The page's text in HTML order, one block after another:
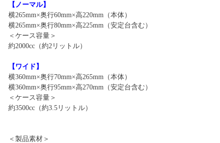
【ノーマル】
横265mm×奥行60mm×高220mm（本体）
横265mm×奥行80mm×高225mm（安定台含む）
＜ケース容量＞
約2000cc（約2リットル）
【ワイド】
横360mm×奥行70mm×高265mm（本体）
横360mm×奥行95mm×高270mm（安定台含む）
＜ケース容量＞
約3500cc（約3.5リットル）
＜製品素材＞